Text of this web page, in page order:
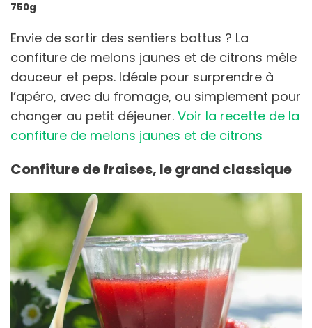
750g
Envie de sortir des sentiers battus ? La
confiture de melons jaunes et de citrons mêle
douceur et peps. Idéale pour surprendre à
l’apéro, avec du fromage, ou simplement pour
changer au petit déjeuner. Voir la recette de la
confiture de melons jaunes et de citrons
Confiture de fraises, le grand classique